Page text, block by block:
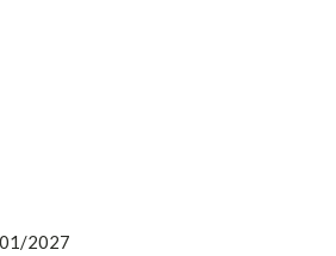
2027